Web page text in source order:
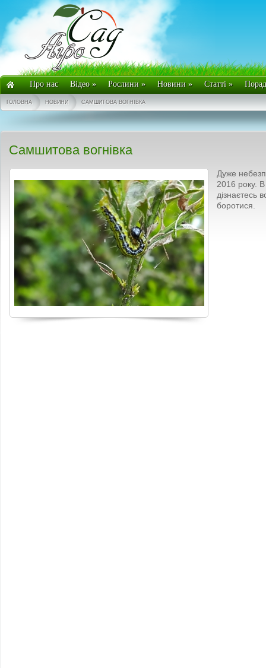
Про нас Відео» Рослини» Новини» Статті»
САМШИТОВА ВОГНІВКА
НОВИНИ
ГОЛОВНА
Самшитова вогнівка
Дуже
2016 року. В
дізнаєтесь
боротися.